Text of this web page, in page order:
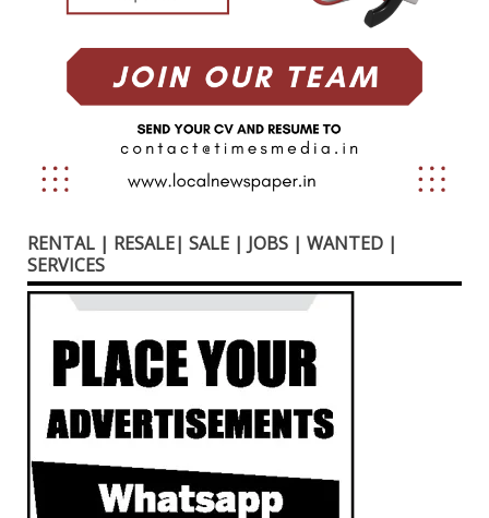
RENTAL | RESALE| SALE | JOBS | WANTED |
SERVICES